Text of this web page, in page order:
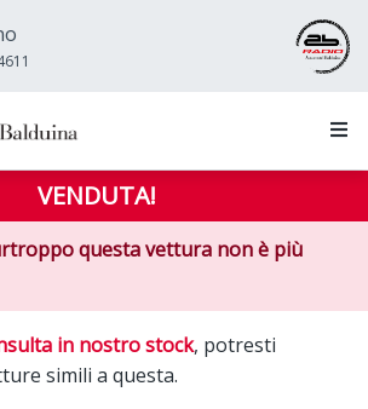
VENDUTA!
questa vettura non è più
in nostro stock, potresti
simili a questa.